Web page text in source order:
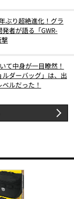
ぶり超絶進化！グラ
者が語る「GWR-
て中身が一目瞭然！
ダーバッグ」は、出
ルだった！